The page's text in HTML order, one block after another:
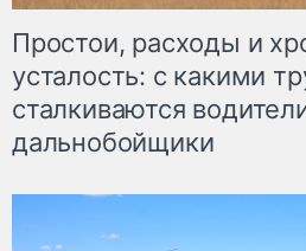
Простои, расходы и
усталость: с какими
сталкиваются
дальнобойщики